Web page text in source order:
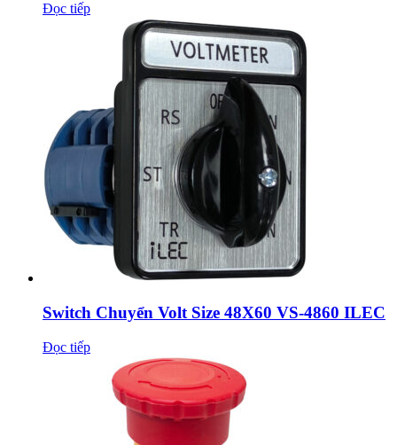
Đọc tiếp
Switch Chuyển Volt Size 48X60 VS-4860 ILEC
Đọc tiếp